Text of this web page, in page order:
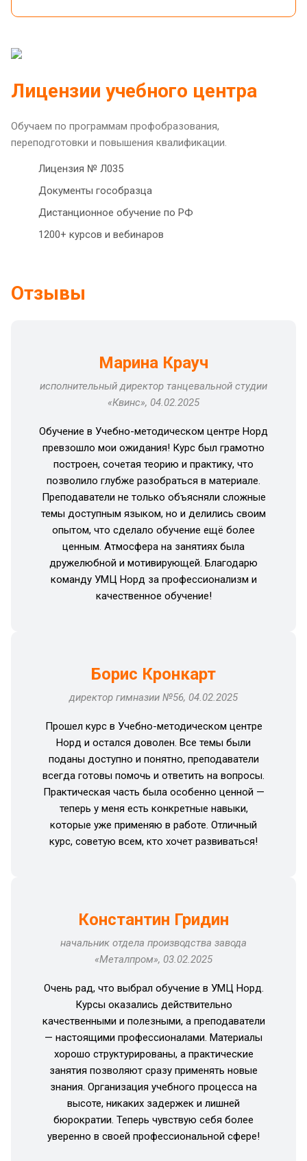
Лицензии учебного центра
Обучаем по программам профобразования,
переподготовки и повышения квалификации.
Лицензия № Л035
Документы гособразца
Дистанционное обучение по РФ
1200+ курсов и вебинаров
Отзывы
Марина Крауч
исполнительный директор танцевальной студии
«Квинс», 04.02.2025
Обучение в Учебно-методическом центре Норд
превзошло мои ожидания! Курс был грамотно
построен, сочетая теорию и практику, что
позволило глубже разобраться в материале.
Преподаватели не только объясняли сложные
темы доступным языком, но и делились своим
опытом, что сделало обучение ещё более
ценным. Атмосфера на занятиях была
дружелюбной и мотивирующей. Благодарю
команду УМЦ Норд за профессионализм и
качественное обучение!
Борис Кронкарт
директор гимназии №56, 04.02.2025
Прошел курс в Учебно-методическом центре
Норд и остался доволен. Все темы были
поданы доступно и понятно, преподаватели
всегда готовы помочь и ответить на вопросы.
Практическая часть была особенно ценной —
теперь у меня есть конкретные навыки,
которые уже применяю в работе. Отличный
курс, советую всем, кто хочет развиваться!
Константин Гридин
начальник отдела производства завода
«Металпром», 03.02.2025
Очень рад, что выбрал обучение в УМЦ Норд.
Курсы оказались действительно
качественными и полезными, а преподаватели
— настоящими профессионалами. Материалы
хорошо структурированы, а практические
занятия позволяют сразу применять новые
знания. Организация учебного процесса на
высоте, никаких задержек и лишней
бюрократии. Теперь чувствую себя более
уверенно в своей профессиональной сфере!